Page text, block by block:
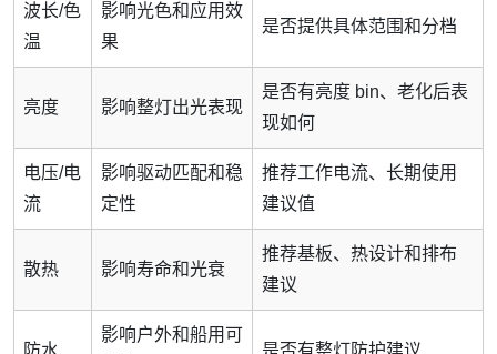
波长/色
温
影响光色和应用效
果
是否提供具体范围和分档
亮度 影响整灯出光表现
是否有亮度 bin、老化后表
现如何
电压/电
流
影响驱动匹配和稳
定性
推荐工作电流、长期使用
建议值
散热 影响寿命和光衰
推荐基板、热设计和排布
建议
影响户外和船用可